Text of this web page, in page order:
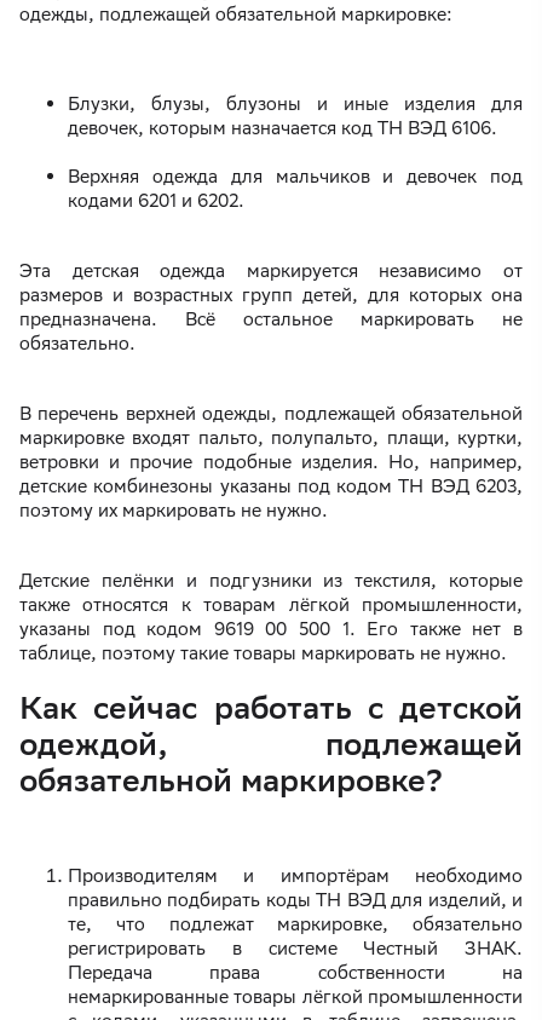
одежды, подлежащей обязательной маркировке:
Блузки, блузы, блузоны и иные изделия для
девочек, которым назначается код ТН ВЭД 6106.
Верхняя одежда для мальчиков и девочек под
кодами 6201 и 6202.
Эта детская одежда маркируется независимо от
размеров и возрастных групп детей, для которых она
предназначена. Всё остальное маркировать не
обязательно.
В перечень верхней одежды, подлежащей обязательной
маркировке входят пальто, полупальто, плащи, куртки,
ветровки и прочие подобные изделия. Но, например,
детские комбинезоны указаны под кодом ТН ВЭД 6203,
поэтому их маркировать не нужно.
Детские пелёнки и подгузники из текстиля, которые
также относятся к товарам лёгкой промышленности,
указаны под кодом 9619 00 500 1. Его также нет в
таблице, поэтому такие товары маркировать не нужно.
Как сейчас работать с детской
одеждой, подлежащей
обязательной маркировке?
Производителям и импортёрам необходимо
правильно подбирать коды ТН ВЭД для изделий, и
те, что подлежат маркировке, обязательно
регистрировать в системе Честный ЗНАК.
Передача права собственности на
немаркированные товары лёгкой промышленности